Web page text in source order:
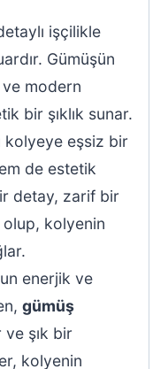
işçilikle
Gümüşün
ve modern
bir şıklık sunar.
kolyeye eşsiz bir
de estetik
detay, zarif bir
olup, kolyenin
enerjik ve
gümüş
şık bir
kolyenin